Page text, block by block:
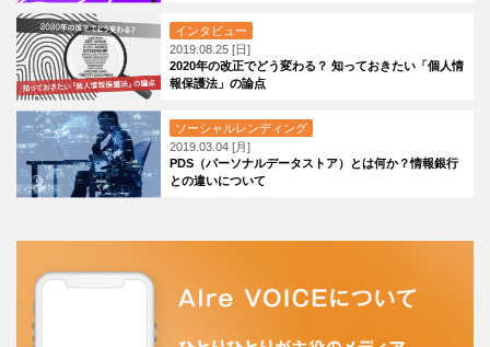
インタビュー
2019.08.25 [日]
2020年の改正でどう変わる？ 知っておきたい「個人情
報保護法」の論点
ソーシャルレンディング
2019.03.04 [月]
PDS（パーソナルデータストア）とは何か？情報銀行
との違いについて